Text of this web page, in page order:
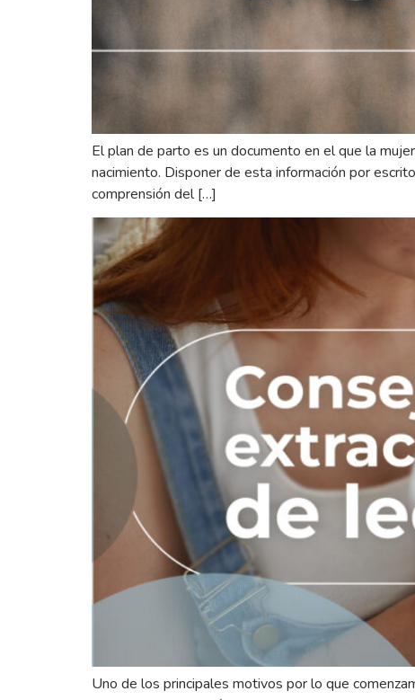
El plan de parto es un documento en el que la
nacimiento. Disponer de esta información por
comprensión del […]
Uno de los principales motivos por lo que